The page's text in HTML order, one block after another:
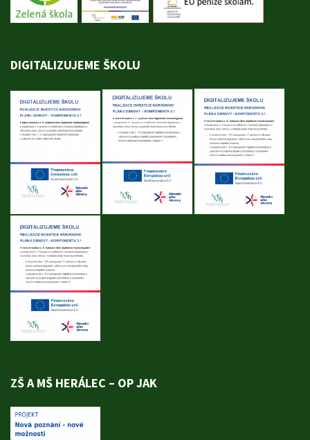
DIGITALIZUJEME ŠKOLU
ZŠ A MŠ HERÁLEC – OP JAK